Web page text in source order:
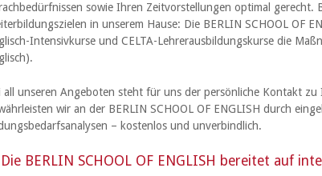
sowie Ihren Zeitvorstellungen optimal
in unserem Hause: Die BERLIN SCHOOL OF
Intensivkurse und CELTA-Lehrerausbildungskurse die
all unseren Angeboten steht für uns der persönliche Kontakt
wir an der BERLIN SCHOOL OF ENGLISH durch
– kostenlos und unverbindlich.
Die BERLIN SCHOOL OF ENGLISH bereitet auf